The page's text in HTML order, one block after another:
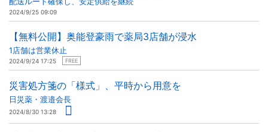
2024/9/25 09:09
【無料公開】奥能登豪雨で薬局3店舗が浸水
1店舗は営業休止
2024/9/24 17:25 FREE
災害処方箋の「様式」、平時から用意を
日災薬・渡邉会長
2024/8/30 13:28